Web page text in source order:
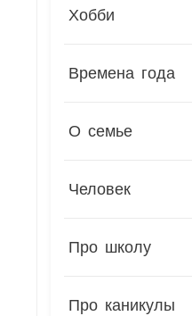
Хобби
Времена года
О семье
Человек
Про школу
Про каникулы